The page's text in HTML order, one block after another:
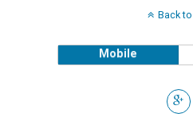
Back
Mobile